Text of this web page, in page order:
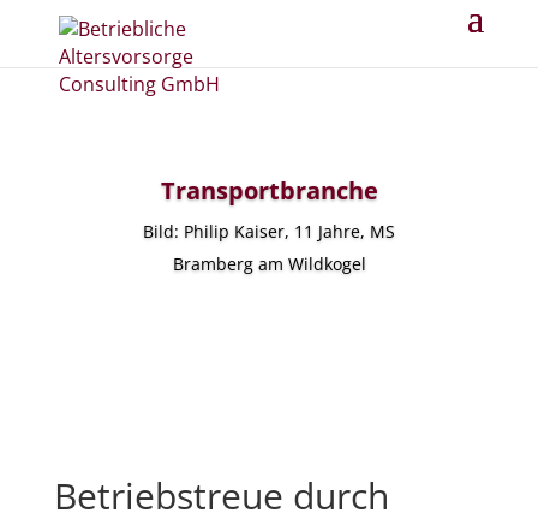
Transportbranche
Bild: Philip Kaiser, 11 Jahre, MS
Bramberg am Wildkogel
Betriebstreue durch